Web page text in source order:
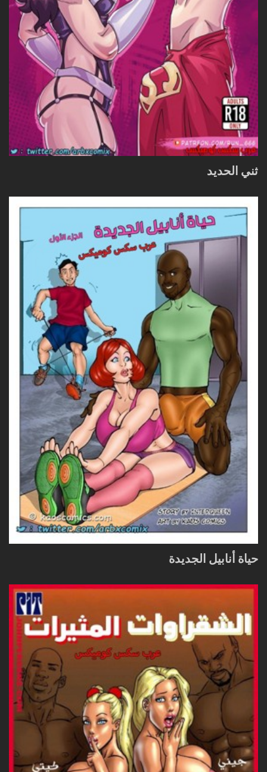
ثني الحديد
حياة أنابيل الجديدة